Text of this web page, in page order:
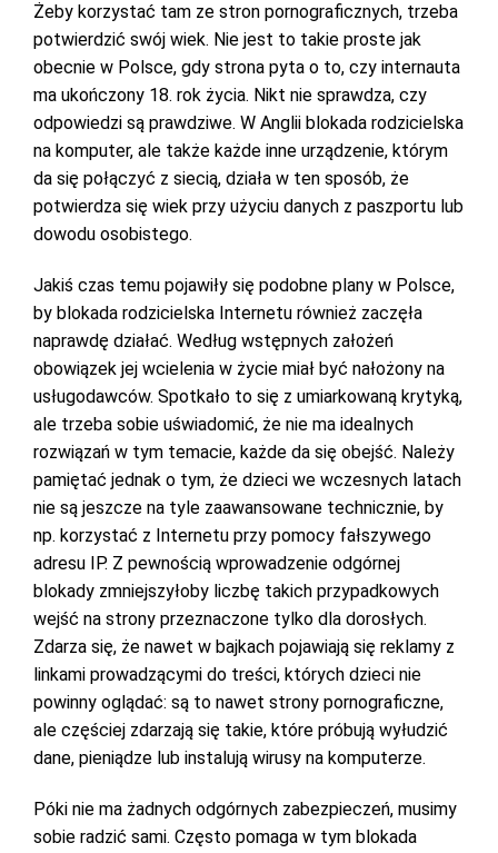
Żeby korzystać tam ze stron pornograficznych, trzeba
potwierdzić swój wiek. Nie jest to takie proste jak
obecnie w Polsce, gdy strona pyta o to, czy internauta
ma ukończony 18. rok życia. Nikt nie sprawdza, czy
odpowiedzi są prawdziwe. W Anglii blokada rodzicielska
na komputer, ale także każde inne urządzenie, którym
da się połączyć z siecią, działa w ten sposób, że
potwierdza się wiek przy użyciu danych z paszportu lub
dowodu osobistego.
Jakiś czas temu pojawiły się podobne plany w Polsce,
by blokada rodzicielska Internetu również zaczęła
naprawdę działać. Według wstępnych założeń
obowiązek jej wcielenia w życie miał być nałożony na
usługodawców. Spotkało to się z umiarkowaną krytyką,
ale trzeba sobie uświadomić, że nie ma idealnych
rozwiązań w tym temacie, każde da się obejść. Należy
pamiętać jednak o tym, że dzieci we wczesnych latach
nie są jeszcze na tyle zaawansowane technicznie, by
np. korzystać z Internetu przy pomocy fałszywego
adresu IP. Z pewnością wprowadzenie odgórnej
blokady zmniejszyłoby liczbę takich przypadkowych
wejść na strony przeznaczone tylko dla dorosłych.
Zdarza się, że nawet w bajkach pojawiają się reklamy z
linkami prowadzącymi do treści, których dzieci nie
powinny oglądać: są to nawet strony pornograficzne,
ale częściej zdarzają się takie, które próbują wyłudzić
dane, pieniądze lub instalują wirusy na komputerze.
Póki nie ma żadnych odgórnych zabezpieczeń, musimy
sobie radzić sami. Często pomaga w tym blokada